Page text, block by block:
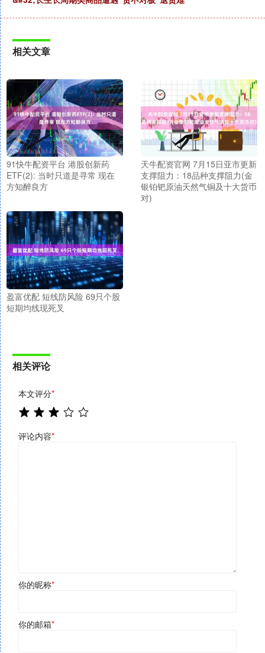
相关文章
91快牛配资平台 港股创新药
ETF(2): 当时只道是寻常 现在
方知醉良方
天牛配资官网 7月15日亚市更新
支撑阻力：18品种支撑阻力(金
银铂钯原油天然气铜及十大货币
对)
盈富优配 短线防风险 69只个股
短期均线现死叉
相关评论
本文评分*
评论内容*
你的昵称*
你的邮箱*